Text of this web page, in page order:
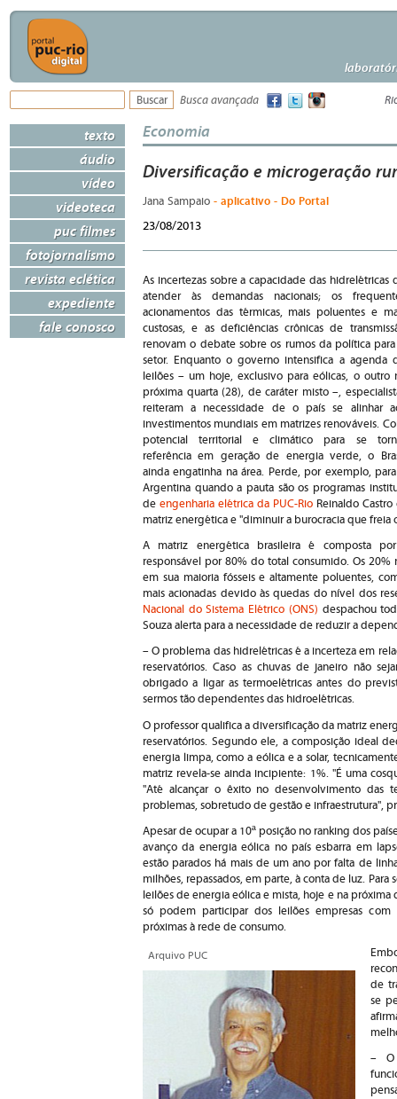
Busca avançada
texto
áudio
vídeo
videoteca
puc filmes
fotojornalismo
revista eclética
expediente
fale conosco
Economia
Diversificação e microgeração
Jana Sampaio - aplicativo - Do Portal
23/08/2013
As incertezas sobre a capacidade das hidrelétricas
atender às demandas nacionais; os
acionamentos das térmicas, mais poluentes e
custosas, e as deficiências crônicas de
renovam o debate sobre os rumos da política
setor. Enquanto o governo intensifica a agenda
leilões – um hoje, exclusivo para eólicas, o outro
próxima quarta (28), de caráter misto –,
reiteram a necessidade de o país se alinhar
investimentos mundiais em matrizes renováveis.
potencial territorial e climático para se
referência em geração de energia verde, o
ainda engatinha na área. Perde, por exemplo,
Argentina quando a pauta são os programas
de engenharia elétrica da PUC-Rio Reinaldo
matriz energética e "diminuir a burocracia que freia
A matriz energética brasileira é composta
responsável por 80% do total consumido. Os
em sua maioria fósseis e altamente poluentes,
mais acionadas devido às quedas do nível dos
Nacional do Sistema Elétrico (ONS) despachou
Souza alerta para a necessidade de reduzir a
– O problema das hidrelétricas é a incerteza em
reservatórios. Caso as chuvas de janeiro não
obrigado a ligar as termoelétricas antes do
sermos tão dependentes das hidroelétricas.
O professor qualifica a diversificação da matriz
reservatórios. Segundo ele, a composição ideal
energia limpa, como a eólica e a solar,
matriz revela-se ainda incipiente: 1%. "É uma
"Até alcançar o êxito no desenvolvimento das
problemas, sobretudo de gestão e infraestrutura",
Apesar de ocupar a 10ª posição no ranking dos
avanço da energia eólica no país esbarra em
estão parados há mais de um ano por falta de
milhões, repassados, em parte, à conta de luz.
leilões de energia eólica e mista, hoje e na
só podem participar dos leilões empresas com
próximas à rede de consumo.
Arquivo PUC
de
se
– O